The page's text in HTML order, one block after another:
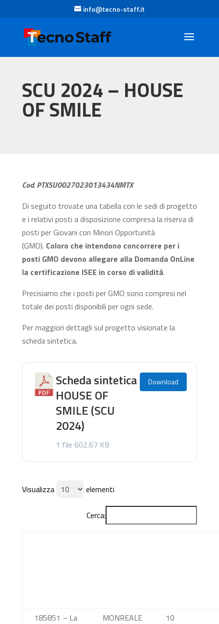
info@tecno-staff.it
SCU 2024 – HOUSE
OF SMILE
Cod. PTXSU0027023013434NMTX
Di seguito trovate una tabella con le sedi di progetto
e i relativi posti a disposizione compresa la riserva di
posti per Giovani con Minori Opportunità
(GMO). Coloro che intendono concorrere per i
posti GMO devono allegare alla Domanda OnLine
la certificazione ISEE in corso di validità.
Precisiamo che i posti per GMO sono compresi nel
totale dei posti disponibili per ogni sede.
Per maggiori dettagli sul progetto visionate la
scheda sintetica.
Scheda sintetica
HOUSE OF
SMILE (SCU
2024)
1 file 602.67 KB
Download
Visualizza elementi
Cerca:
185851 – La
MONREALE 10